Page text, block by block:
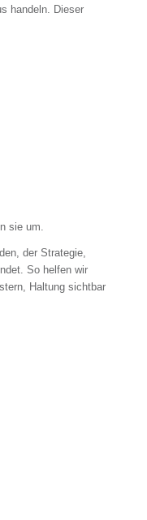
handeln. Dieser
sie um.
der Strategie,
So helfen wir
Haltung sichtbar